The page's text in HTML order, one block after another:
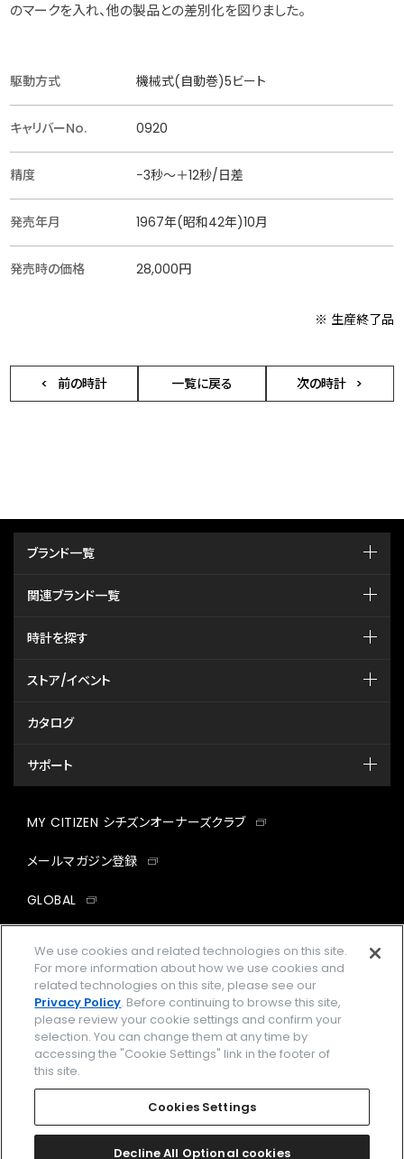
のマークを入れ、他の製品との差別化を図りました。
駆動方式 機械式(自動巻)5ビート
キャリバーNo. 0920
精度 −3秒〜＋12秒/日差
発売年月 1967年(昭和42年)10月
発売時の価格 28,000円
※ 生産終了品
前の時計 一覧に戻る 次の時計
ブランド一覧
関連ブランド一覧
時計を探す
ストア/イベント
カタログ
サポート
MY CITIZEN シチズンオーナーズクラブ
メールマガジン登録
GLOBAL
facebookinstagramtwitter
企業情報 ご利用規約
プライバシーポリシー Cookies Settings
Amazon PayはAmazon.com, Inc.またはその関連会社の商標です。
We use cookies and related technologies on this site.
For more information about how we use cookies and
related technologies on this site, please see our
Privacy Policy. Before continuing to browse this site,
please review your cookie settings and confirm your
selection. You can change them at any time by
accessing the "Cookie Settings" link in the footer of
this site.
Cookies Settings
Decline All Optional cookies